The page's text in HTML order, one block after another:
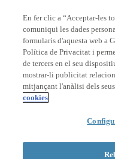
Membre de
Acreditacions
© 2026 La Salle Campus
En fer clic a “Acceptar-les
comuniqui les dades
formularis d'aquesta web a
Política de Privacitat i
de tercers en el seu
mostrar-li publicitat
mitjançant l'anàlisi dels
cookies